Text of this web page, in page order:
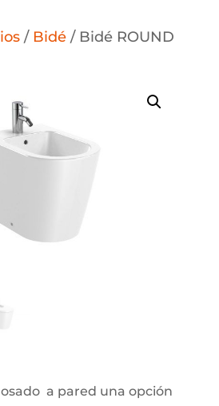
/ Bidé/ Bidé ROUND
a pared una opción